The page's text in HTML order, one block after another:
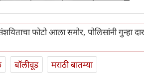
फोटो आला समोर, पोलिसांनी गुन्हा
बॉलीवूड मराठी बातम्या